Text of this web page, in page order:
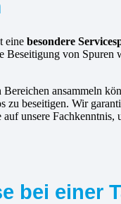
eine besondere
von Spuren
ansammeln
zu beseitigen. Wir
unsere
bei einer